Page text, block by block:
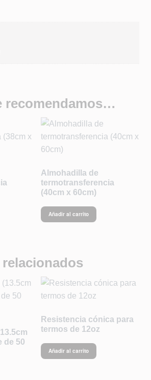
recomendamos…
Almohadilla de
termotransferencia
(40cm x 60cm)
Añadir al carrito
de 50
Resistencia cónica para
termos de 12oz
Añadir al carrito